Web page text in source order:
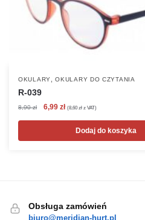
OKULARY ,OKULARY DO CZYTANIA
R-039
8,90zł
Pierwotna
8,90 zł.
6,99 złAktualna
wynosi:
6,99 zł.
(8,60 zł z VAT)
Dodaj do koszyka
Obsługa zamówień
biuro@meridian-hurt.pl